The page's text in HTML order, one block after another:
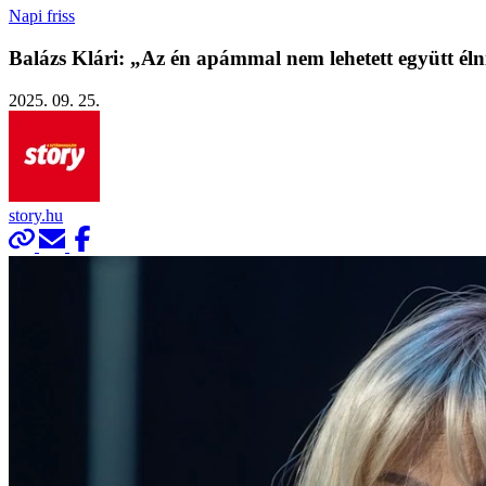
Napi friss
Balázs Klári: „Az én apámmal nem lehetett együtt
2025. 09. 25.
story.hu